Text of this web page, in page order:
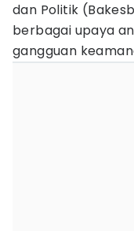
dan Politik
berbagai upaya
gangguan